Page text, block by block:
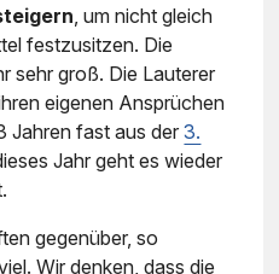
, um nicht gleich
festzusitzen. Die
sehr groß. Die Lauterer
eigenen Ansprüchen
Jahren fast aus der3.
Jahr geht es wieder
gegenüber, so
Wir denken, dass die